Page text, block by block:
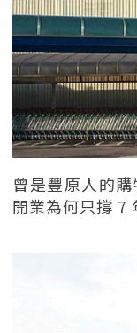
曾是豐原人的
開業為何只撐 7